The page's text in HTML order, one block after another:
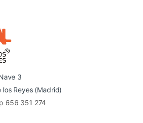
3
Reyes (Madrid)
656 351 274